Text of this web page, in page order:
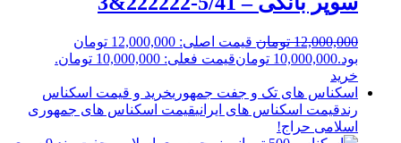
12,000,000 تومان
قیمت اصلی: 12,000,000 تومان
بود.10,000,000 تومانقیمت فعلی: 10,000,000 تومان.
خرید
اسکناس های تک و جفت جمهوریخرید و قیمت اسکناس
رندقیمت اسکناس های ایرانیقیمت اسکناس های جمهوری
اسلامی حراج!